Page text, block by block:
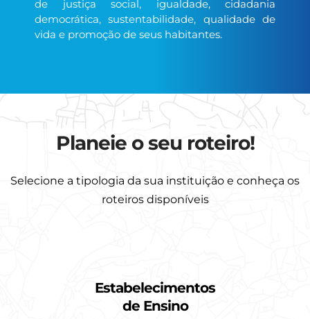
de justiça social, igualdade, cidadania
democrática, sustentabilidade, qualidade de
vida e promoção de seus habitantes.
Planeie o seu roteiro!
Selecione a tipologia da sua instituição e conheça os
roteiros disponíveis
Estabelecimentos
de Ensino